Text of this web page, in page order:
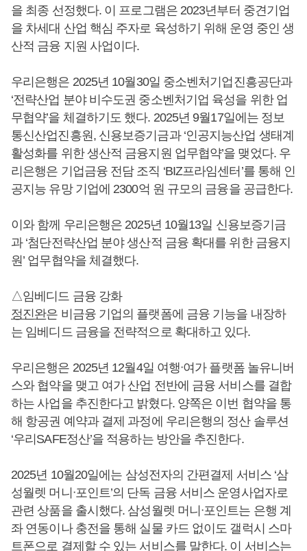
을 최종 선정했다. 이 프로그램은 2023년부터 중견기업
을 차세대 산업 핵심 주자로 육성하기 위해 운영 중인 생
산적 금융 지원 사업이다.
우리은행은 2025년 10월30일 중소벤처기업진흥공단과
‘전략산업 분야 비수도권 중소벤처기업 육성을 위한 업
무협약’을 체결하기도 했다. 2025년 9월17일에는 정보
통신산업진흥원, 신용보증기금과 ‘인공지능산업 생태계
활성화를 위한 생산적 금융지원 업무협약’을 맺었다. 우
리은행은 기업금융 전담 조직 ‘BIZ프라임센터’를 통해 인
공지능 유망 기업에 2300억 원 규모의 금융을 공급한다.
이와 함께 우리은행은 2025년 10월13일 신용보증기금
과 ‘첨단전략산업 분야 생산적 금융 확대를 위한 금융지
원’ 업무협약을 체결했다.
△임베디드 금융 강화
정진완은 비금융 기업의 플랫폼에 금융 기능을 내장하
는 임베디드 금융을 전략적으로 확대하고 있다.
우리은행은 2025년 12월4일 여행ᐧ여가 플랫폼 놀유니버
스와 협약을 맺고 여가 산업 전반에 금융 서비스를 결합
하는 사업을 추진한다고 밝혔다. 양쪽은 이번 협약을 통
해 항공권 예약과 결제 과정에 우리은행의 정산 솔루션
‘우리SAFE정산’을 적용하는 방안을 추진한다.
2025년 10월20일에는 삼성전자의 간편결제 서비스 ‘삼
성월렛 머니ᐧ포인트’의 단독 금융 서비스 운영사업자로
관련 상품을 출시했다. 삼성월렛 머니ᐧ포인트는 은행 계
좌 연동이나 충전을 통해 실물 카드 없이도 갤럭시 스마
트폰으로 결제할 수 있는 서비스를 말한다. 이 서비스는